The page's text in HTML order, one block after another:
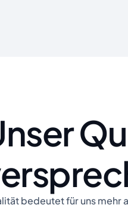
bedeutet für uns mehr